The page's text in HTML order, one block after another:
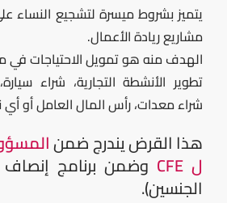
يتميز بشروط ميسرة لتشجيع النساء
مشاريع ريادة الأعمال.
الهدف منه هو تمويل الاحتياجات في
تطوير الأنشطة التجارية، شراء
شراء معدات، رأس المال العامل أو
هذا القرض يندرج ضمن
ل CFE وضمن برنامج إنصاف
الجنسين).